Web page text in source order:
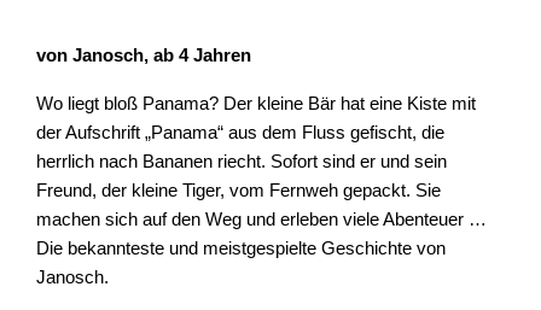
von Janosch, ab 4 Jahren
Wo liegt bloß Panama? Der kleine Bär hat eine Kiste mit
der Aufschrift „Panama“ aus dem Fluss gefischt, die
herrlich nach Bananen riecht. Sofort sind er und sein
Freund, der kleine Tiger, vom Fernweh gepackt. Sie
machen sich auf den Weg und erleben viele Abenteuer …
Die bekannteste und meistgespielte Geschichte von
Janosch.